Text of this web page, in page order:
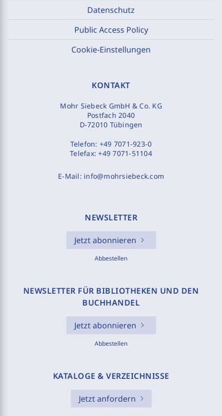
Datenschutz
Public Access Policy
Cookie-Einstellungen
KONTAKT
Mohr Siebeck GmbH & Co. KG
Postfach 2040
D-72010 Tübingen
Telefon: +49 7071-923-0
Telefax:+49 7071-51104
E-Mail: info@mohrsiebeck.com
NEWSLETTER
Jetzt abonnieren
Abbestellen
NEWSLETTER FÜR BIBLIOTHEKEN UND DEN
BUCHHANDEL
Jetzt abonnieren
Abbestellen
KATALOGE & VERZEICHNISSE
Jetzt anfordern